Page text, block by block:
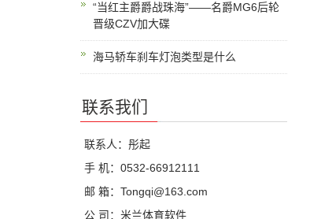
“当红主爵爵战珠海”——名爵MG6后轮
晋级CZV加大碟
海马轿车刹车灯泡类型是什么
联系我们
联系人：彤起
手 机：0532-66912111
邮 箱：Tongqi@163.com
公 司：米兰体育软件